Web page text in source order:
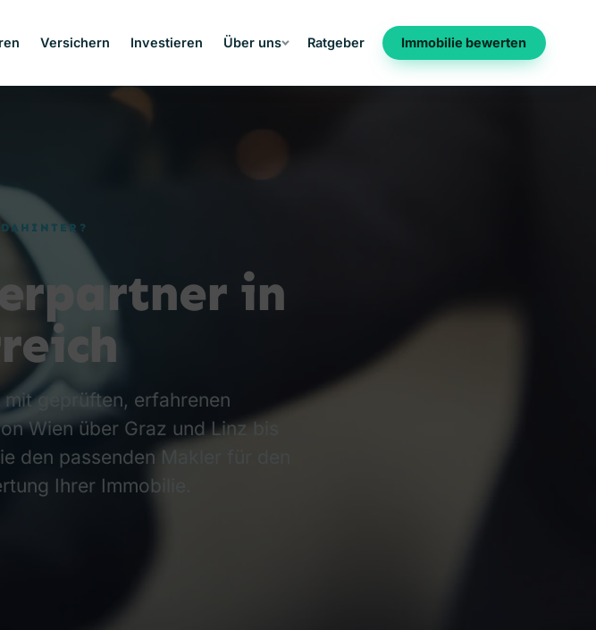
Versichern Investieren Über uns Ratgeber Immobilie bewerten
in
geprüften, erfahrenen
Wien über Graz und Linz bis
den passenden Makler für den
Ihrer Immobilie.